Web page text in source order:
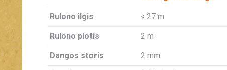
Rulono ilgis ≤ 27 m
Rulono plotis 2 m
Dangos storis 2 mm